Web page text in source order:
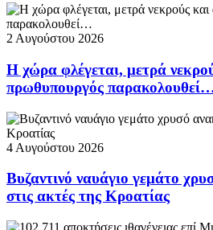
2 Αυγούστου 2026
Η χώρα φλέγεται, μετρά
πρωθυπουργός
4 Αυγούστου 2026
Βυζαντινό ναυάγιο γεμάτο
στις ακτές της Κροατίας